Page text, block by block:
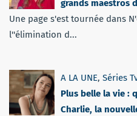
grands maestros
Une page s'est tournée dans
l''élimination d...
A LA UNE, Séries
Plus belle la vie :
Charlie, la